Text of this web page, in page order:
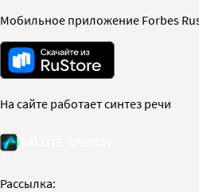
Мобильное приложение Forbes
На сайте работает синтез речи
Рассылка: